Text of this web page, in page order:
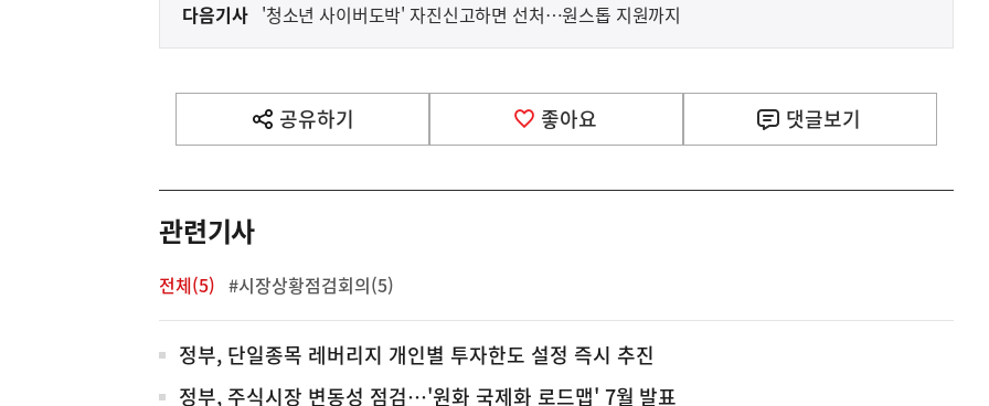
다
음
기
영
역
다음기사 '청소년 사이버도박' 자진신고하면 선처…원스톱 지원까지
공유하기
열
기
좋아요 댓글보기
관련기사
전체(5) #시장상황점검회의(5)
전
체
정부, 단일종목 레버리지 개인별 투자한도 설정 즉시 추진
정부, 주식시장 변동성 점검…'원화 국제화 로드맵' 7월 발표